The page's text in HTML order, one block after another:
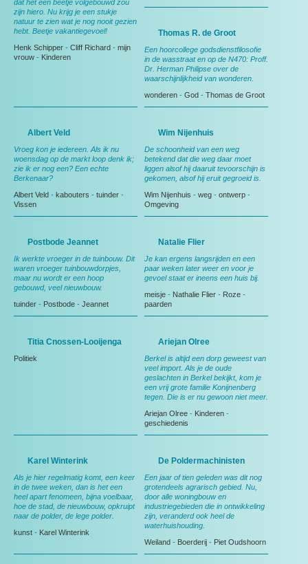
dat het een beetje volgebouwd zou
zijn hiero. Nu krijg je een stukje
natuur te zien wat je nog nooit gezien
hebt. Beetje vakantiegevoel!
Henk Schipper - Cliff Richard - mijn
vrouw - Kinderen
Thomas R. de Groot
Een hoorcollege godsdienstfilosofie
in de wasstraat en op de N470: Proff.
Dr. Herman Philipse over de
waarschijnlijkheid van wonderen.
wonderen - God - Thomas de Groot
Albert Veld
Vroeg kon je iedereen. Als ik nu
woensdag op de markt loop denk ik;
zie ik er nog een? Een echte
Berkenaar?
Albert Veld - kabouters - tuinder -
Vissen
Wim Nijenhuis
De schoonheid van een weg
betekend dat die weg daar moet
liggen alsof hij daaruit tevoorschijn is
gekomen, alsof hij eruit gegroeid is.
Wim Nijenhuis - weg - ontwerp -
Omgeving
Postbode Jeannet
Ik werkte vroeger in de tuinbouw. Dit
waren vroeger tuinbouwdorpjes,
maar nu wordt er een hoop
gebouwd, veel nieuwbouw.
tuinder - Postbode - Jeannet
Natalie Flier
Je kan ergens langsrijden en een
paar weken later weer en voor je
gevoel staat er ineens een huis bij.
meisje - Nathalie Flier - Roze -
paarden
Titia Cnossen-Looijenga
Politiek
Ariejan Olree
Berkel is altijd een dorp geweest van
veel import. Als je de oude
geslachten in Berkel bekijkt, kom je
een vrij grote familie Konijnenberg
tegen. Die is er nu gewoon niet meer.
Ariejan Olree - Kinderen -
geschiedenis
Karel Winterink
Als je hier regelmatig komt, een keer
in de twee weken, dan is het een
heel apart fenomeen, bijna voelbaar,
hoe de stad, de nieuwbouw, opkruipt
naar de polder, de lege polder.
kunst - Karel Winterink
De Poldermachinisten
Een jaar of tien geleden was dit nog
grotendeels agrarisch gebied. Nu,
door alle woningbouw en
industriegebieden die in ontwikkeling
zijn, veranderd ook heel de
waterhuishouding.
Weiland - Boerderij - Piet Oudshoorn